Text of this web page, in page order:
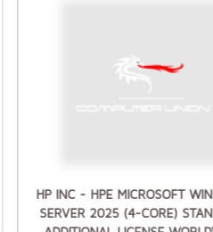
HP INC - HPE MICROSOFT
SERVER 2025 (4-CORE)